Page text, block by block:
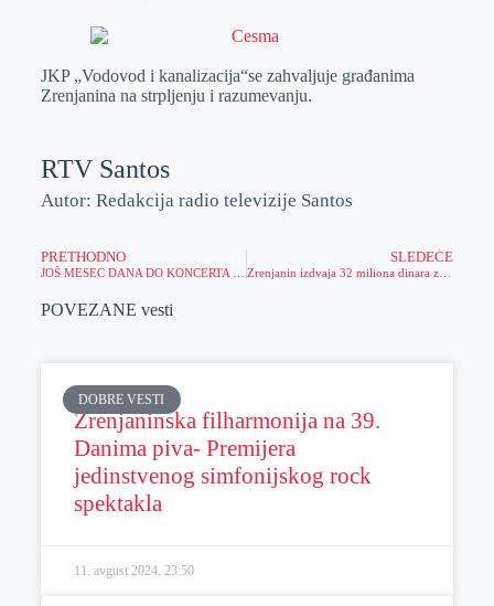
JKP „Vodovod i kanalizacija“se zahvaljuje građanima
Zrenjanina na strpljenju i razumevanju.
RTV Santos
Autor: Redakcija radio televizije Santos
PRETHODNO SLEDEĆE
POVEZANE vesti
DOBRE VESTI
Zrenjaninska filharmonija na 39.
Danima piva- Premijera
jedinstvenog simfonijskog rock
spektakla
11. avgust 2024. 23:50